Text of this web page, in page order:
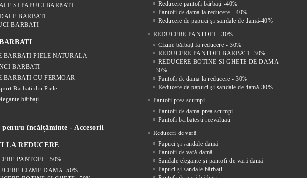
SI PAPUCI BARBATI
BARBATI
BARBATI
BARBATI PIELE NATURALA
BARBATI
BARBATI CU FERMOAR
Barbati din Piele
bărbați
încălțăminte - Accesorii
LA REDUCERE
PANTOFI - 50%
CIZME DAMA -50%
Reducere pantofi bărbați -40%
Pantofi de dama la reducere - 40%
Reducere de papuci și sandale de damă-40%
REDUCERE PANTOFI - 30%
Cizme bărbați la reducere - 30%
REDUCERE PANTOFI BARBATI -30%
REDUCERE BOTINE SI GHETE DE DAMA
-30%
Pantofi de dama la reducere - 30%
Reducere de papuci și sandale de damă-30%
Pantofi prea scumpi
Pantofi de dama prea scumpi
Pantofi barbatesti reevaluati
Reduceri de vară
Papuci și sandale damă
Pantofi de vară damă
Sandale elegante și pantofi de vară damă
Papuci și sandale bărbați